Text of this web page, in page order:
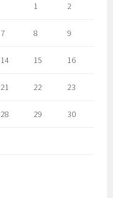
1 2
7 8 9
14 15 16
21 22 23
28 29 30